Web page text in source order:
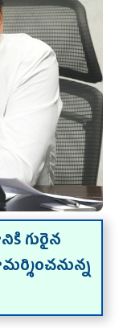
గురైన